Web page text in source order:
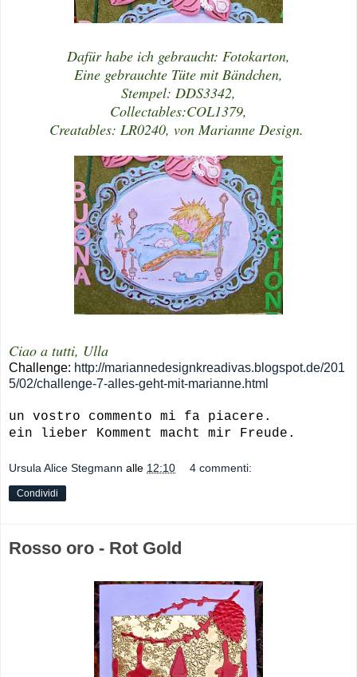
Dafür habe ich gebraucht: Fotokarton,
Eine gebrauchte Tüte mit Bändchen,
Stempel: DDS3342,
Collectables:COL1379,
Creatables: LR0240, von Marianne Design.
Ciao a tutti, Ulla
Challenge: http://mariannedesignkreadivas.blogspot.de/201
5/02/challenge-7-alles-geht-mit-marianne.html
un vostro commento mi fa piacere.
ein lieber Komment macht mir Freude.
Ursula Alice Stegmann alle 12:10 4 commenti:
Condividi
Rosso oro - Rot Gold